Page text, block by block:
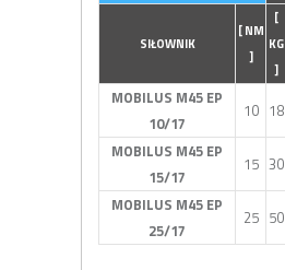
SIŁOWNIK
[ NM
]
[
KG
]
MOBILUS M45 EP
10/17
10 18
MOBILUS M45 EP
15/17
15 30
MOBILUS M45 EP
25/17
25 50